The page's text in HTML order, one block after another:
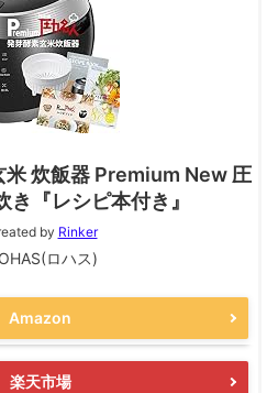
米 炊飯器 Premium New 圧
き『レシピ本付き』
by Rinker
ロハス)
Amazon
楽天市場